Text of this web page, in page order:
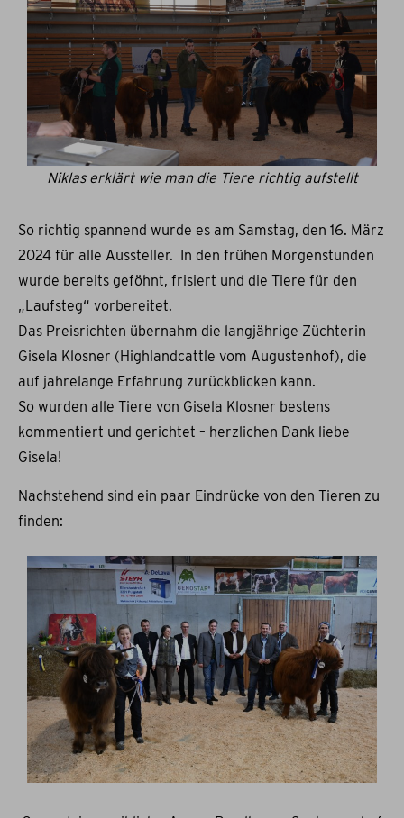
Niklas erklärt wie man die Tiere richtig aufstellt
So richtig spannend wurde es am Samstag, den 16. März
2024 für alle Aussteller. In den frühen Morgenstunden
wurde bereits geföhnt, frisiert und die Tiere für den
„Laufsteg“ vorbereitet.
Das Preisrichten übernahm die langjährige Züchterin
Gisela Klosner (Highlandcattle vom Augustenhof), die
auf jahrelange Erfahrung zurückblicken kann.
So wurden alle Tiere von Gisela Klosner bestens
kommentiert und gerichtet – herzlichen Dank liebe
Gisela!
Nachstehend sind ein paar Eindrücke von den Tieren zu
finden: